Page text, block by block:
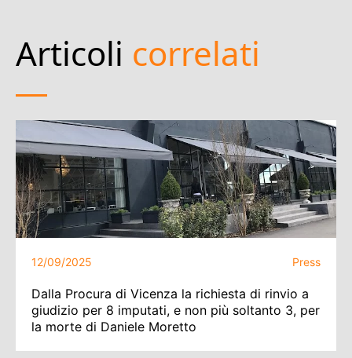
Articoli correlati
12/09/2025 Press
Dalla Procura di Vicenza la richiesta di rinvio a
giudizio per 8 imputati, e non più soltanto 3, per
la morte di Daniele Moretto